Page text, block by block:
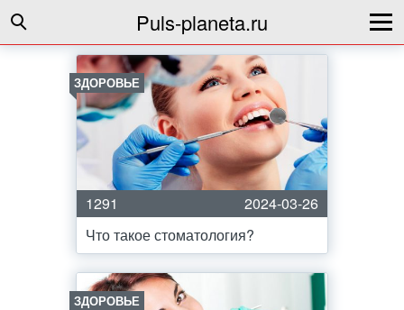
Puls-planeta.ru
ЗДОРОВЬЕ
1291
2024-03-26
Что такое стоматология?
ЗДОРОВЬЕ